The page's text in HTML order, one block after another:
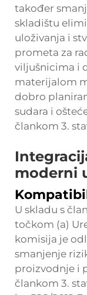
također
skladištu
uloživanja i
prometa za
viljušnicima i
materijalom
dobro
sudara i
člankom 3.
moderni
U skladu s
točkom (a)
komisija je
smanjenje
proizvodnje i
člankom 3.